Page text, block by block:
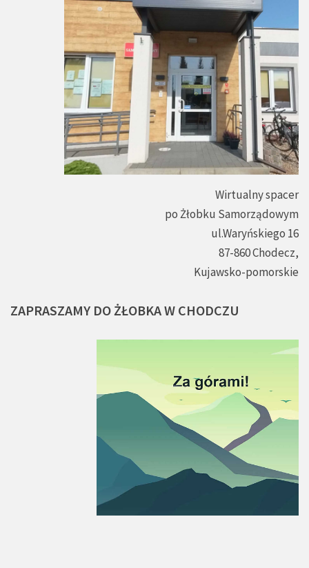
Wirtualny spacer
po Żłobku Samorządowym
ul.Waryńskiego 16
87-860 Chodecz,
Kujawsko-pomorskie
ZAPRASZAMY DOŻŁOBKAW CHODCZU